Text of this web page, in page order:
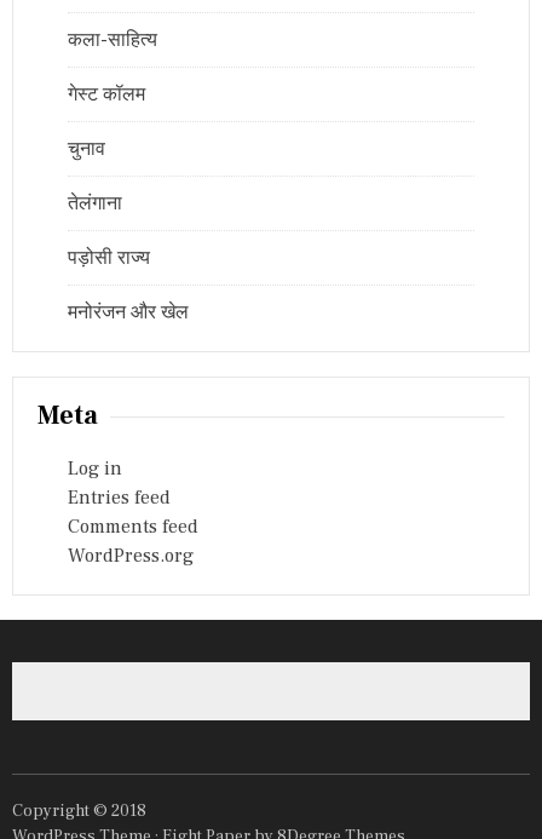
कला-साहित्य
गेस्ट कॉलम
चुनाव
तेलंगाना
पड़ोसी राज्य
मनोरंजन और खेल
Meta
Log in
Entries feed
Comments feed
WordPress.org
Copyright © 2018